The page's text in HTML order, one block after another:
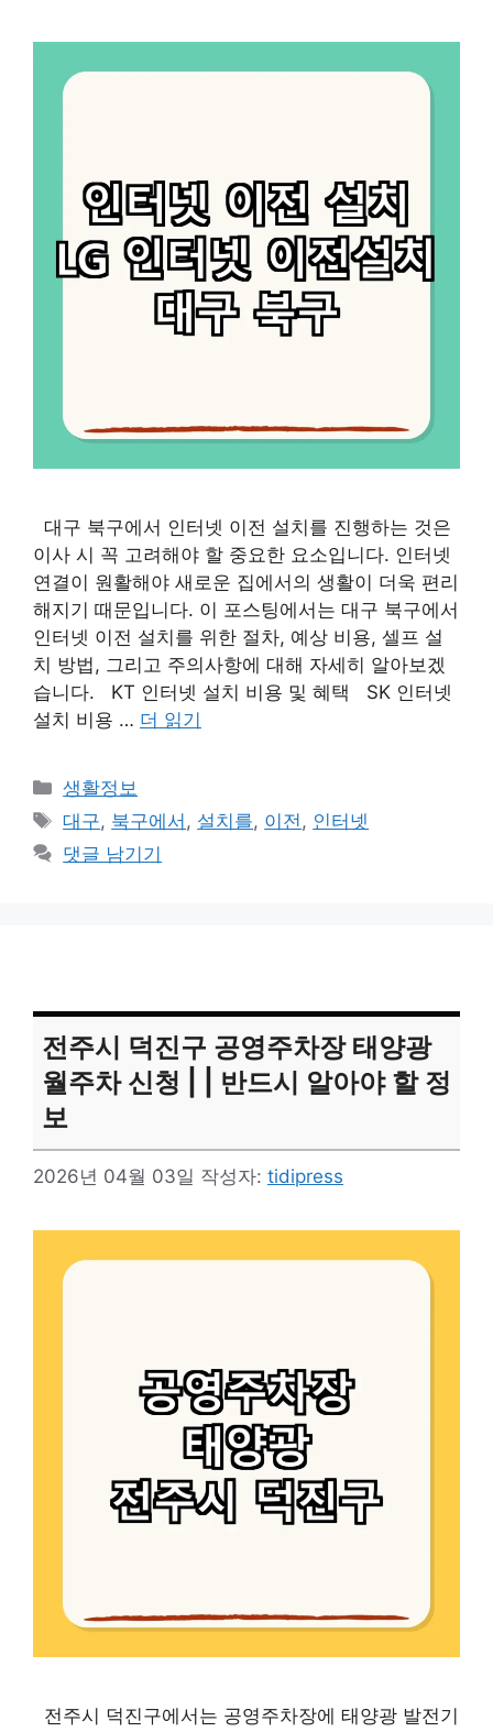
대구 북구에서 인터넷 이전 설치를 진행하는 것은
이사 시 꼭 고려해야 할 중요한 요소입니다. 인터넷
연결이 원활해야 새로운 집에서의 생활이 더욱 편리
해지기 때문입니다. 이 포스팅에서는 대구 북구에서
인터넷 이전 설치를 위한 절차, 예상 비용, 셀프 설
치 방법, 그리고 주의사항에 대해 자세히 알아보겠
습니다. KT 인터넷 설치 비용 및 혜택 SK 인터넷
설치 비용 … 더 읽기
카
테
고
리
생활정보
태
그
대구, 북구에서 , 설치를, 이전 , 인터넷
댓글 남기기
전주시 덕진구 공영주차장 태양광
월주차 신청 | | 반드시 알아야 할 정
보
2026년 04월 03일 작성자: tidipress
전주시 덕진구에서는 공영주차장에 태양광 발전기